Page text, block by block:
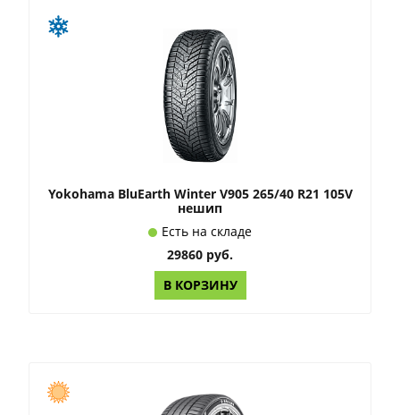
Yokohama BluEarth Winter V905 265/40 R21 105V
нешип
Есть на складе
29860 руб.
В КОРЗИНУ